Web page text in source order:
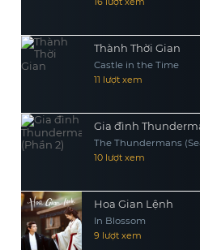
Thành Thời Gian
Castle in the Time
11 lượt xem
Gia đình
The Thundermans
10 lượt xem
Hoa Gian Lệnh
In Blossom
9 lượt xem